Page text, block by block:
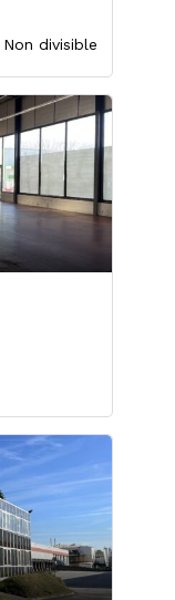
Non divisible